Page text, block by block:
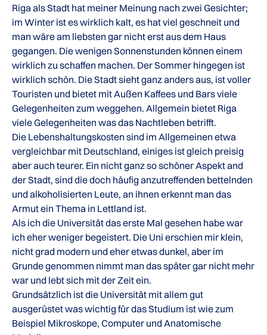
Riga als Stadt hat meiner Meinung nach zwei Gesichter;
im Winter ist es wirklich kalt, es hat viel geschneit und
man wäre am liebsten gar nicht erst aus dem Haus
gegangen. Die wenigen Sonnenstunden können einem
wirklich zu schaffen machen. Der Sommer hingegen ist
wirklich schön. Die Stadt sieht ganz anders aus, ist voller
Touristen und bietet mit Außen Kaffees und Bars viele
Gelegenheiten zum weggehen. Allgemein bietet Riga
viele Gelegenheiten was das Nachtleben betrifft.
Die Lebenshaltungskosten sind im Allgemeinen etwa
vergleichbar mit Deutschland, einiges ist gleich preisig
aber auch teurer. Ein nicht ganz so schöner Aspekt and
der Stadt, sind die doch häufig anzutreffenden bettelnden
und alkoholisierten Leute, an ihnen erkennt man das
Armut ein Thema in Lettland ist.
Als ich die Universität das erste Mal gesehen habe war
ich eher weniger begeistert. Die Uni erschien mir klein,
nicht grad modern und eher etwas dunkel, aber im
Grunde genommen nimmt man das später gar nicht mehr
war und lebt sich mit der Zeit ein.
Grundsätzlich ist die Universität mit allem gut
ausgerüstet was wichtig für das Studium ist wie zum
Beispiel Mikroskope, Computer und Anatomische